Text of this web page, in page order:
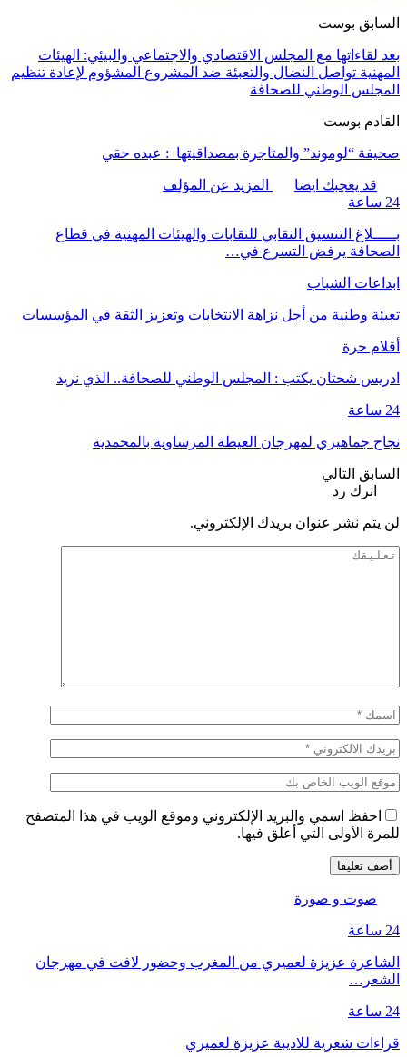
السابق بوست
بعد لقاءاتها مع المجلس الاقتصادي والاجتماعي والبيئي: الهيئات
المهنية تواصل النضال والتعبئة ضد المشروع المشؤوم لإعادة تنظيم
المجلس الوطني للصحافة
القادم بوست
صحيفة “لوموند” والمتاجرة بمصداقيتها : عبده حقي
قد يعجبك ايضا
المزيد عن المؤلف
24 ساعة
بـــــلاغ التنسيق النقابي للنقابات والهيئات المهنية في قطاع
الصحافة يرفض التسرع في…
ابداعات الشباب
تعبئة وطنية من أجل نزاهة الانتخابات وتعزيز الثقة قي المؤسسات
أقلام حرة
ادريس شحتان يكتب : المجلس الوطني للصحافة.. الذي نريد
24 ساعة
نجاح جماهيري لمهرجان العيطة المرساوية بالمحمدية
السابق التالي
اترك رد
لن يتم نشر عنوان بريدك الإلكتروني.
احفظ اسمي والبريد الإلكتروني وموقع الويب في هذا المتصفح
للمرة الأولى التي أعلق فيها.
صوت و صورة
24 ساعة
الشاعرة عزيزة لعميري من المغرب وحضور لافت في مهرجان
الشعر…
24 ساعة
قراءات شعرية للاديبة عزيزة لعميري